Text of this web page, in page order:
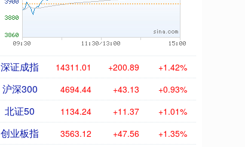
深证成指 14311.01 +200.89 +1.42%
沪深300 4694.44 +43.13 +0.93%
北证50 1134.24 +11.37 +1.01%
创业板指 3563.12 +47.56 +1.35%